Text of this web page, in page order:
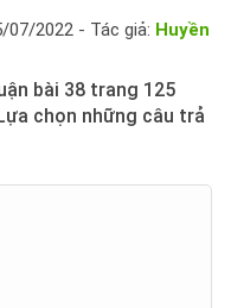
07/2022 - Tác giả: Huyền
bài 38 trang 125
chọn những câu trả